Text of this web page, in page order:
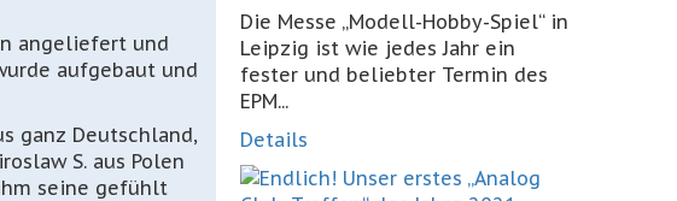
angeliefert und
aufgebaut und
ganz Deutschland,
S. aus Polen
seine gefühlt
Die Messe „Modell-Hobby-Spiel“ in
Leipzig ist wie jedes Jahr ein
fester und beliebter Termin des
EPM...
Details